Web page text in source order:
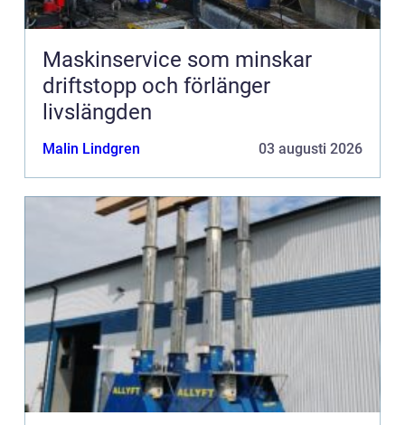
Maskinservice som minskar
driftstopp och förlänger
livslängden
Malin Lindgren 03 augusti 2026